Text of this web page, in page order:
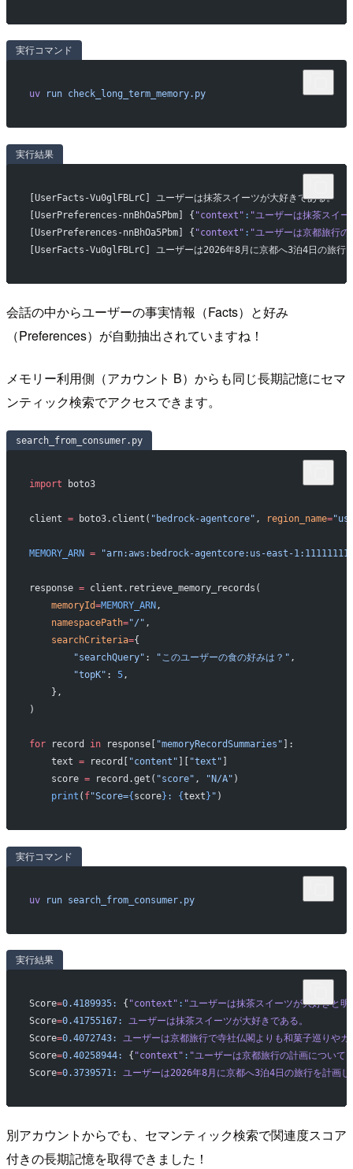
実行コマンド
uv run check_long_term_memory.py
実行結果
[UserFacts-Vu0glFBLrC] ユーザーは抹茶スイーツが大好きである。
[UserPreferences-nnBhOa5Pbm] { "context" : "ユーザーは抹茶スイ
[UserPreferences-nnBhOa5Pbm] { "context" : "ユーザーは京都旅行
[UserFacts-Vu0glFBLrC] ユーザーは2026年8月に京都へ3泊4日の旅行
会話の中からユーザーの事実情報（Facts）と好み
（Preferences）が自動抽出されていますね！
メモリー利用側（アカウント B）からも同じ長期記憶にセマ
ンティック検索でアクセスできます。
search_from_consumer.py
import boto3
client = boto3.client( "bedrock-agentcore" , region_name=
MEMORY_ARN = "arn:aws:bedrock-agentcore:us-east-
response = client.retrieve_memory_records(
    memoryId
=MEMORY_ARN,
    namespacePath
="/" ,
    searchCriteria
={
        "searchQuery"
: "このユーザーの食の好みは？" ,
        "topK"
: 5,
    },
)
for record in response[ "memoryRecordSummaries" ]:
    text
= record[ "content" ][ "text" ]
    score
= record.get( "score" , "N/A" )
    print
( f"Score={score} : {text} " )
実行コマンド
uv run search_from_consumer.py
実行結果
Score=0.4189935: { "context" : "ユーザーは抹茶スイーツが大好きと
Score=0.41755167:
ユーザーは抹茶スイーツが大好きである。
Score=0.4072743:
ユーザーは京都旅行で寺社仏閣よりも和菓子巡りや
Score=0.40258944: { "context" : "ユーザーは京都旅行の計画について
Score=0.3739571: ユーザーは2026年8月に京都へ3泊4日の旅行を計画し
別アカウントからでも、セマンティック検索で関連度スコア
付きの長期記憶を取得できました！